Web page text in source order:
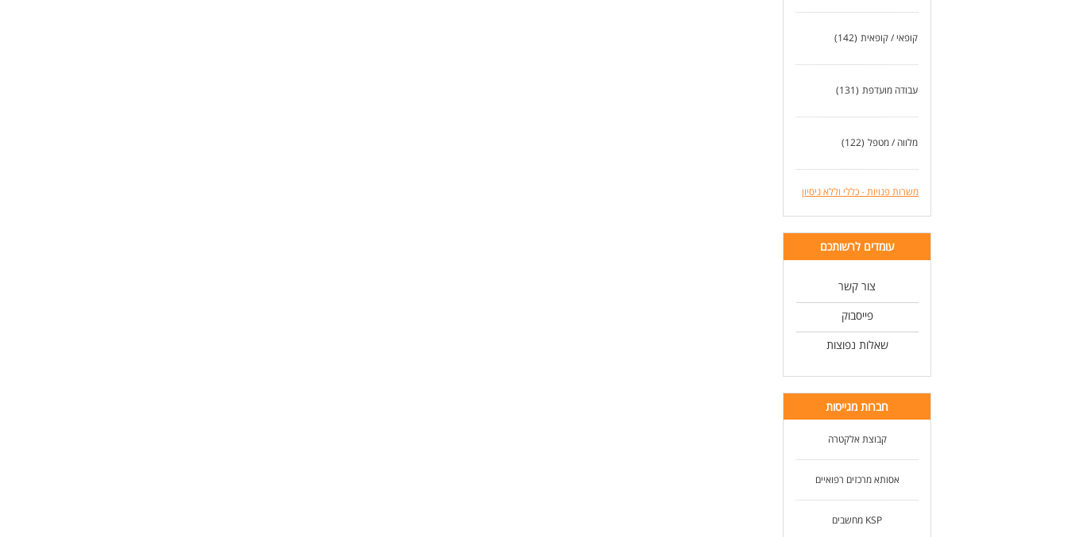
קופאי / קופאית (142)
עבודה מועדפת (131)
מלווה / מטפל (122)
משרות פנויות - כללי וללא ניסיון
עומדים לרשותכם
צור קשר
פייסבוק
שאלות נפוצות
חברות מגייסות
קבוצת אלקטרה
אסותא מרכזים רפואיים
KSP מחשבים